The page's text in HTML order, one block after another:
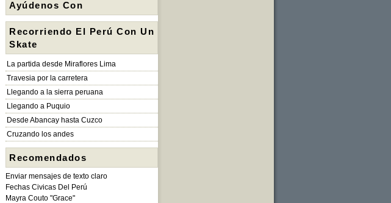
Ayúdenos Con
Recorriendo El Perú Con Un
Skate
La partida desde Miraflores Lima
Travesia por la carretera
Llegando a la sierra peruana
Llegando a Puquio
Desde Abancay hasta Cuzco
Cruzando los andes
Recomendados
Enviar mensajes de texto claro
Fechas Civicas Del Perú
Mayra Couto "Grace"